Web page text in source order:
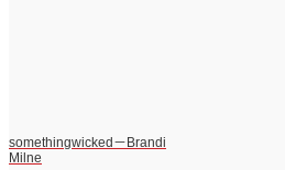
somethingwicked－Brandi
Milne